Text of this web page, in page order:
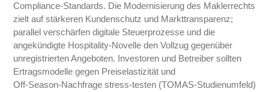
Compliance‑Standards. Die Modernisierung des Maklerrechts
zielt auf stärkeren Kundenschutz und Markttransparenz;
parallel verschärfen digitale Steuerprozesse und die
angekündigte Hospitality‑Novelle den Vollzug gegenüber
unregistrierten Angeboten. Investoren und Betreiber sollten
Ertragsmodelle gegen Preiselastizität und
Off‑Season‑Nachfrage stress‑testen (TOMAS‑Studienumfeld)